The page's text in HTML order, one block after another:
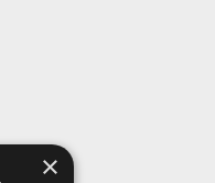
×